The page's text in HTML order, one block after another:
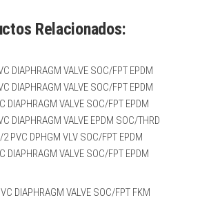
Relacionados:
DIAPHRAGM VALVE SOC/FPT EPDM
DIAPHRAGM VALVE SOC/FPT EPDM
DIAPHRAGM VALVE SOC/FPT EPDM
DIAPHRAGM VALVE EPDM SOC/THRD
PVC DPHGM VLV SOC/FPT EPDM
DIAPHRAGM VALVE SOC/FPT EPDM
DIAPHRAGM VALVE SOC/FPT FKM